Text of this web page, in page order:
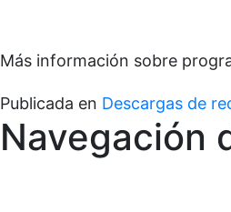
Más información sobre
Publicada en Descargas de
Navegación